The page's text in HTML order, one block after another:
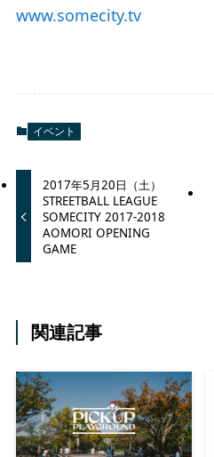
www.somecity.tv
イベント
2017年5月20日（土）
STREETBALL LEAGUE
SOMECITY 2017-2018
AOMORI OPENING
GAME
関連記事